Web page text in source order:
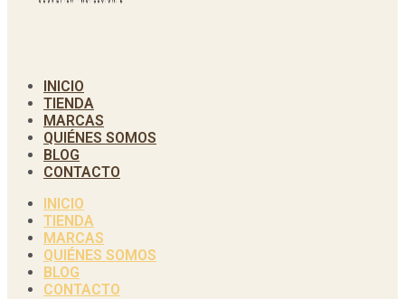
INICIO
TIENDA
MARCAS
QUIÉNES SOMOS
BLOG
CONTACTO
INICIO
TIENDA
MARCAS
QUIÉNES SOMOS
BLOG
CONTACTO